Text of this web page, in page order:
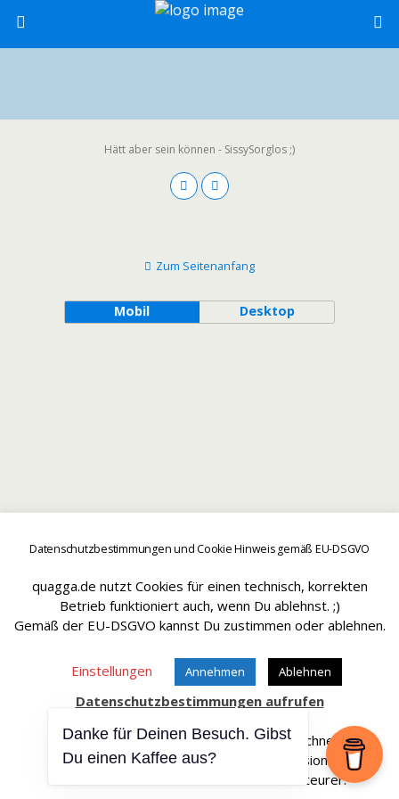
Hätt aber sein können - SissySorglos ;)
Datenschutzbestimmungen und Cookie Hinweis gemäß EU-DSGVO
quagga.de nutzt Cookies für einen technisch, korrekten
Betrieb funktioniert auch, wenn Du ablehnst. ;)
Gemäß der EU-DSGVO kannst Du zustimmen oder ablehnen.
Einstellungen Annehmen Ablehnen
Datenschutzbestimmungen aufrufen
Affiliate Links sind mit einem * gekennteichnet.
Wir erhalten bei einem Kauf eine Provision.
Die Artikel werden für Dich dadurch nicht teurer.
Zum Seitenanfang
Mobil Desktop
Danke für Deinen Besuch. Gibst
Du einen Kaffee aus?